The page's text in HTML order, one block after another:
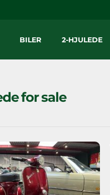
BILER 2-HJULEDE
for sale